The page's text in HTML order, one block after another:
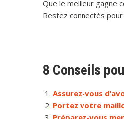
Que le meilleur gagne
Restez connectés
8 Conseils
Assurez-vous
Portez votre
Préparez-vous